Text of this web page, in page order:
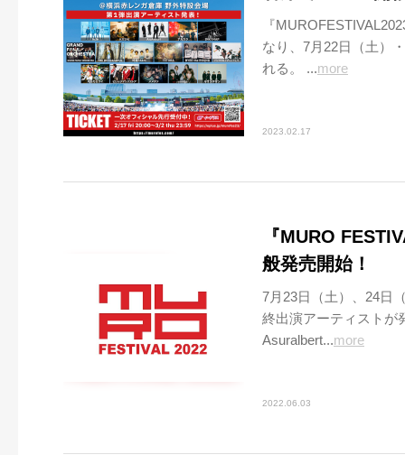
『
なり、7月22日（土）
れる。 ...more
2023.02.17
『MURO
般発売開始！
7月23日（土）、24日
終出演アーティストが
Asuralbert...more
2022.06.03